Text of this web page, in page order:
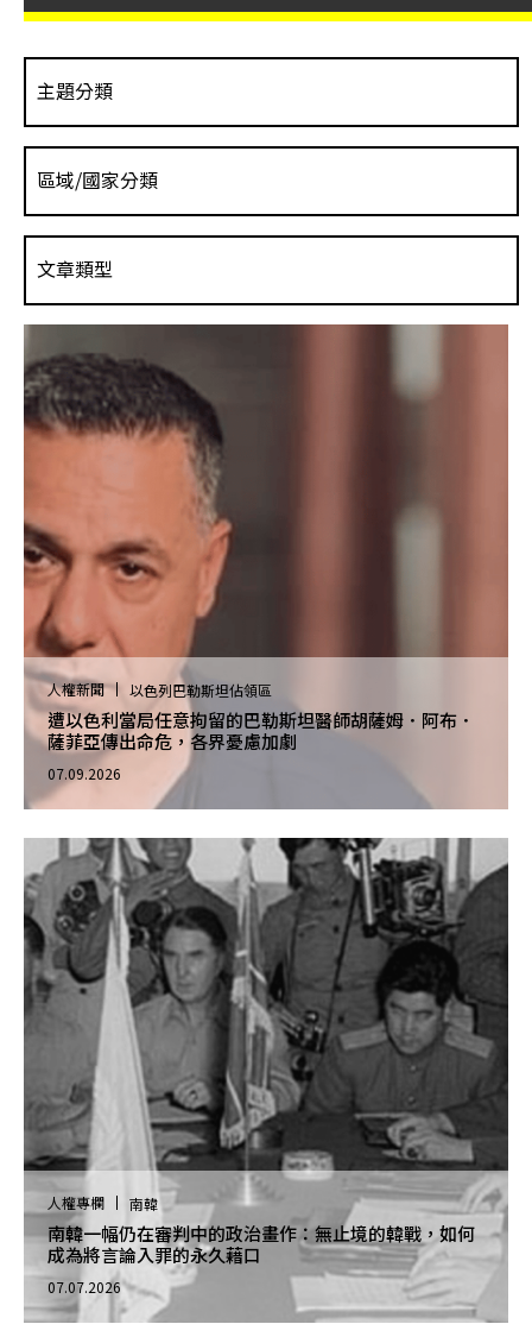
人權新聞 以色列巴勒斯坦佔領區
遭以色利當局任意拘留的巴勒斯坦醫師胡薩姆．阿布．
薩菲亞傳出命危，各界憂慮加劇
07.09.2026
人權專欄 南韓
南韓一幅仍在審判中的政治畫作：無止境的韓戰，如何
成為將言論入罪的永久藉口
07.07.2026